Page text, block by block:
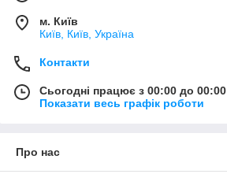
м. Київ
Київ, Київ, Україна
Контакти
Сьогодні працює з 00:00 до 00:00
Показати весь графік роботи
Про нас